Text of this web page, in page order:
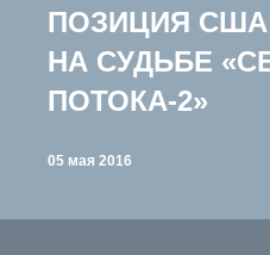
ПОЗИЦИЯ
НА СУДЬБЕ
ПОТОКА-2»
05 мая 2016